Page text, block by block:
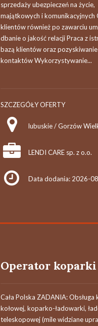
sprzedaży ubezpieczeń na życie,
majątkowych i komunikacyjnych
klientów również po zawarciu
dbanie o jakość relacji Praca z
bazą klientów oraz
kontaktów Wykorzystywanie...
SZCZEGÓŁY OFERTY
lubuskie / Gorzów
LENDI CARE sp. z o.o.
Data dodania: 2026-
Cała Polska ZADANIA: Obsługa
kołowej, koparko-ładowarki,
teleskopowej (mile widziane